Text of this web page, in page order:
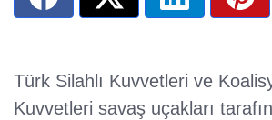
Türk Silahlı Kuvvetleri ve
Kuvvetleri savaş uçakları